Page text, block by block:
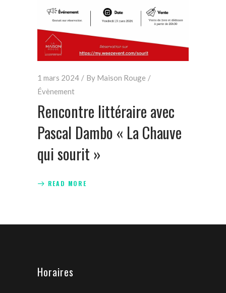
1 mars 2024 By Maison Rouge
Évènement
Rencontre littéraire avec
Pascal Dambo « La Chauve
qui sourit »
READ MORE
Horaires